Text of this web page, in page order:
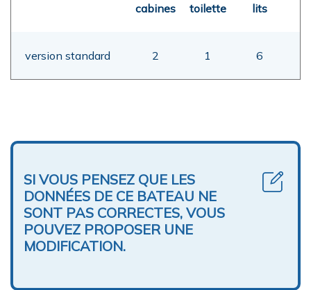
cabines toilette lits
version standard 2 1 6
SI VOUS PENSEZ QUE LES
DONNÉES DE CE BATEAU NE
SONT PAS CORRECTES, VOUS
POUVEZ PROPOSER UNE
MODIFICATION.